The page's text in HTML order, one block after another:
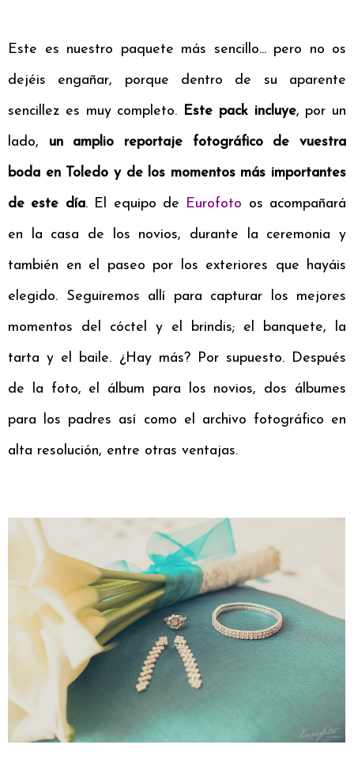
Este es nuestro paquete más sencillo... pero no os
dejéis engañar, porque dentro de su aparente
sencillez es muy completo. Este pack incluye, por un
lado, un amplio reportaje fotográfico de vuestra
boda en Toledo y de los momentos más importantes
de este día. El equipo de Eurofoto os acompañará
en la casa de los novios, durante la ceremonia y
también en el paseo por los exteriores que hayáis
elegido. Seguiremos allí para capturar los mejores
momentos del cóctel y el brindis; el banquete, la
tarta y el baile. ¿Hay más? Por supuesto. Después
de la foto, el álbum para los novios, dos álbumes
para los padres así como el archivo fotográfico en
alta resolución, entre otras ventajas.